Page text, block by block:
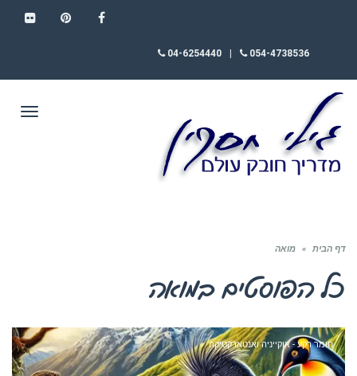
054-4738536
04-6254440
דף הבית » מואה
כל הפוסטים במואה
חומר רקע - אוקייניה ואנטארקטיקה